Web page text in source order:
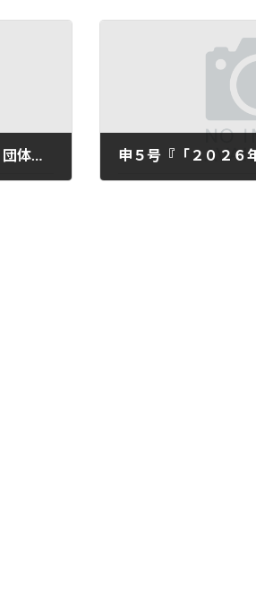
申４号「駅体制の見直しについて」団体交渉を申し入れ提出！ 友部駅・植田駅・小木津駅